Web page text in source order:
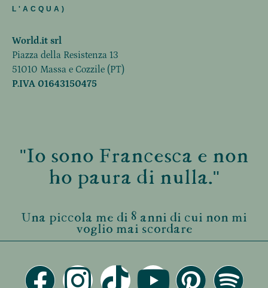
L'ACQUA)
World.it srl
Piazza della Resistenza 13
51010 Massa e Cozzile (PT)
P.IVA 01643150475
"Io sono Francesca e non
ho paura di nulla."
Una piccola me di 8 anni di cui non mi
voglio mai scordare